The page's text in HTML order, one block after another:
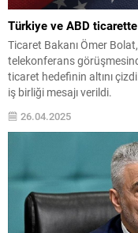
Türkiye ve ABD
Ticaret Bakanı Ömer
telekonferans
ticaret hedefinin altını
iş birliği mesajı verildi.
26.04.2025